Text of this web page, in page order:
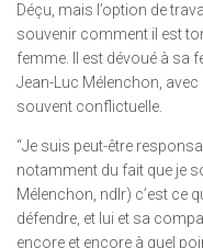
Déçu, mais l’option de
souvenir comment il est
femme. Il est dévoué à sa
Jean-Luc Mélenchon,
souvent conflictuelle.
“Je suis peut-être
notamment du fait que je
Mélenchon, ndlr) c’est ce
défendre, et lui et sa
encore et encore à quel